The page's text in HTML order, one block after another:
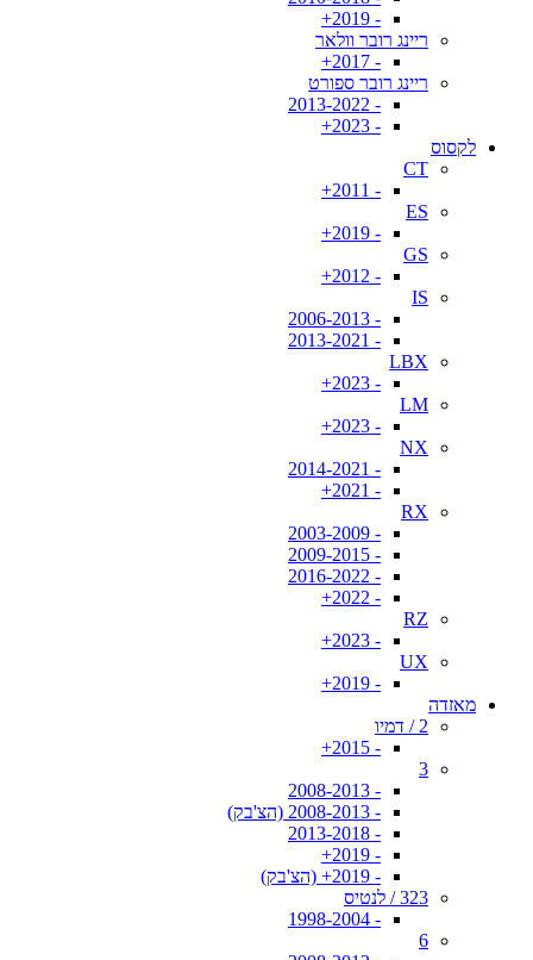
- 2019+
ריינג רובר וולאר
- 2017+
ריינג רובר ספורט
- 2013-2022
- 2023+
לקסוס
CT
- 2011+
ES
- 2019+
GS
- 2012+
IS
- 2006-2013
- 2013-2021
LBX
- 2023+
LM
- 2023+
NX
- 2014-2021
- 2021+
RX
- 2003-2009
- 2009-2015
- 2016-2022
- 2022+
RZ
- 2023+
UX
- 2019+
מאזדה
2 / דמיו
- 2015+
3
- 2008-2013
- 2008-2013 (הצ'בק)
- 2013-2018
- 2019+
- 2019+ (הצ'בק)
323 / לנטיס
- 1998-2004
6